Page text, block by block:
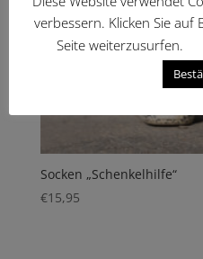
Socken „Schenkelhilfe“
€15,95
verbessern. Klicken Sie
Seite weiterzusurfen.